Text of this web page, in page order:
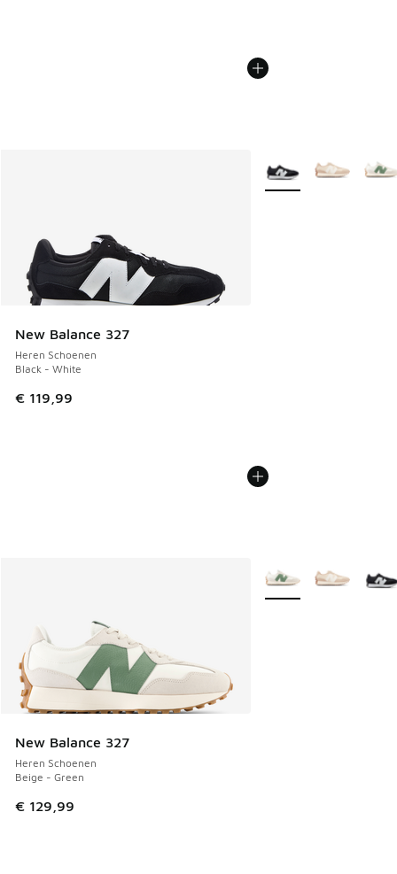
New Balance 327
Heren Schoenen
Black - White
€ 119,99
Meer kleuren
New Balance 327
Heren Schoenen
Beige - Green
€ 129,99
Meer kleuren